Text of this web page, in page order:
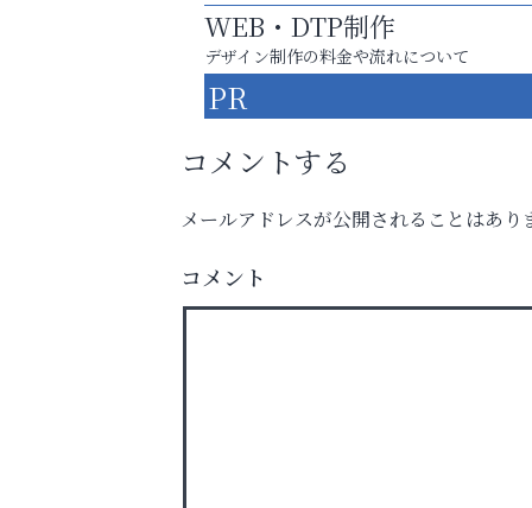
口元から始まる、自分らしい毎日を
WEB・DTP制作
デザイン制作の料金や流れについて
PR
コメントする
メールアドレスが公開されることはあり
コメント